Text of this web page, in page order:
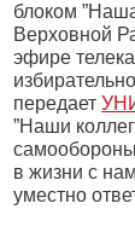
блоком
Верховной
эфире
передает
”Наши
в жизни с
уместно